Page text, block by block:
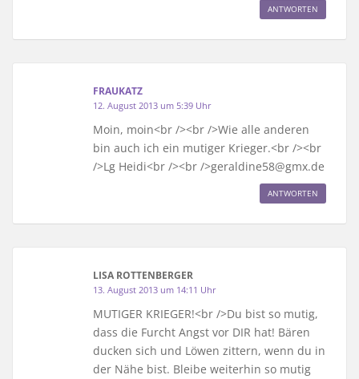
ANTWORTEN
FRAUKATZ
12. August 2013 um 5:39 Uhr
Moin, moin<br /><br />Wie alle anderen
bin auch ich ein mutiger Krieger.<br /><br
/>Lg Heidi<br /><br />geraldine58@gmx.de
ANTWORTEN
LISA ROTTENBERGER
13. August 2013 um 14:11 Uhr
MUTIGER KRIEGER!<br />Du bist so mutig,
dass die Furcht Angst vor DIR hat! Bären
ducken sich und Löwen zittern, wenn du in
der Nähe bist. Bleibe weiterhin so mutig